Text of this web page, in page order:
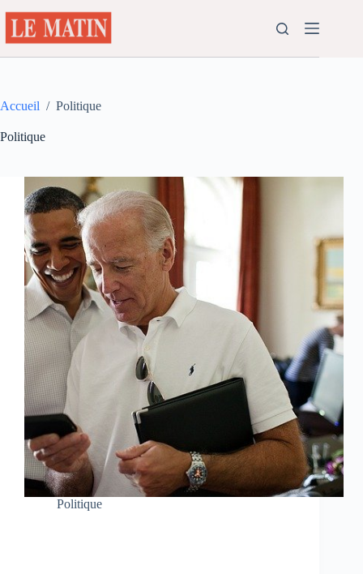
au
contenu
Accueil / Politique
Politique
Politique